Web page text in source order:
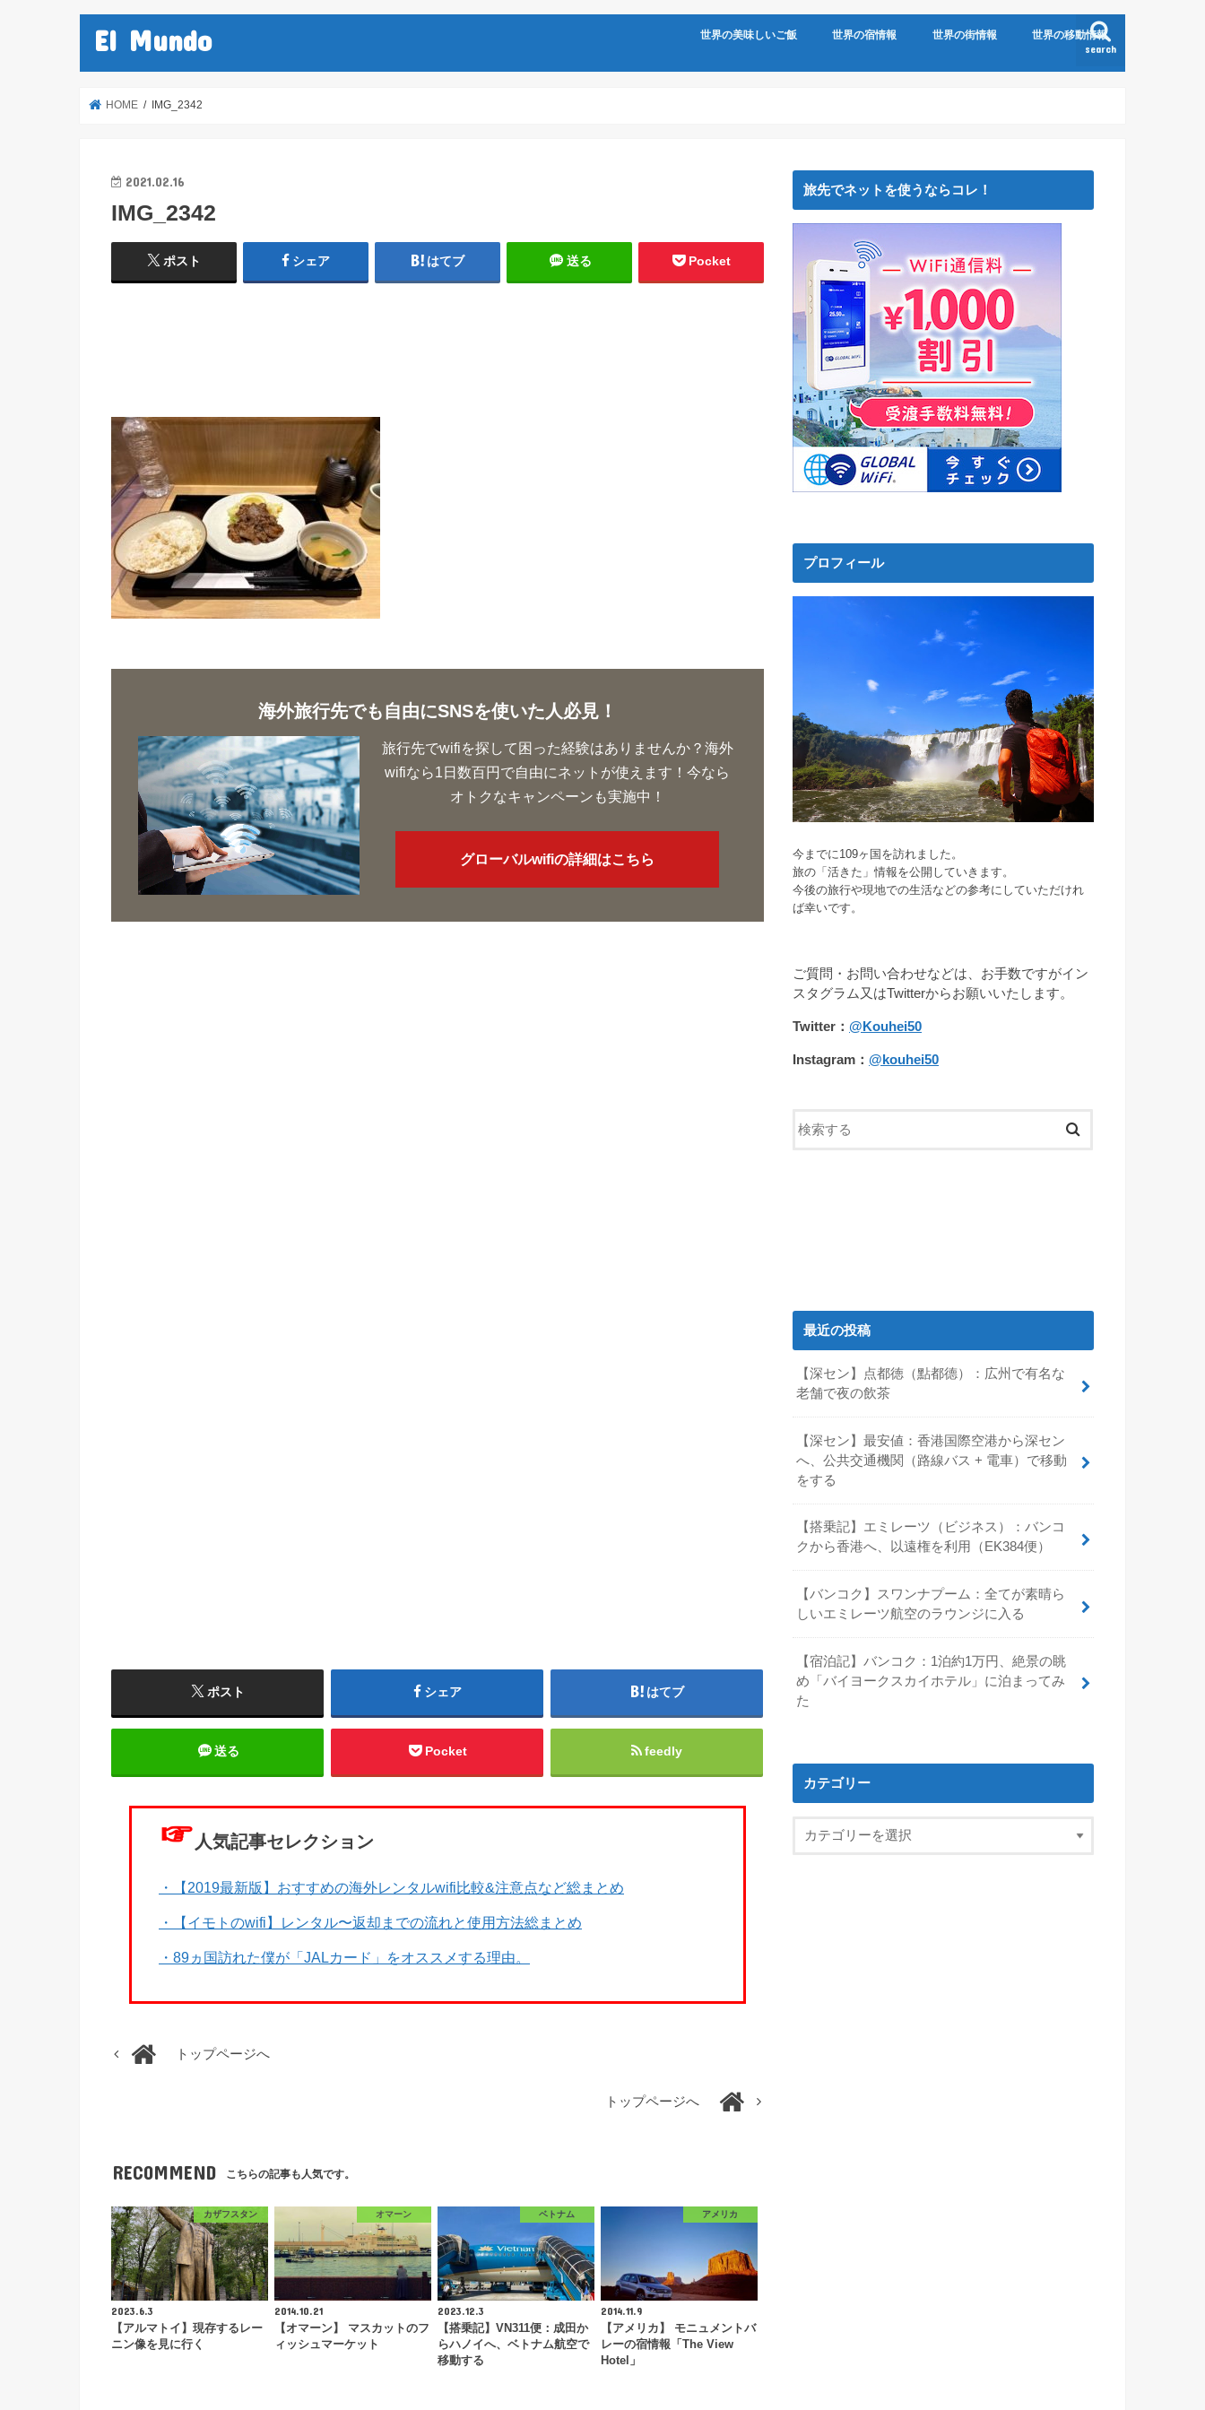
El Mundo search
世界の美味しいご飯 世界の宿情報 世界の街情報 世界の移動情報
HOME IMG_2342
2021.02.16
IMG_2342
ポスト シェア はてブ 送る Pocket
海外旅行先でも自由にSNSを使いた人必見！
旅行先でwifiを探して困った経験はありませんか？海外
wifiなら1日数百円で自由にネットが使えます！今なら
オトクなキャンペーンも実施中！
グローバルwifiの詳細はこちら
ポスト シェア はてブ
送る Pocket feedly
☞ 人気記事セレクション
・【2019最新版】おすすめの海外レンタルwifi比較&注意点など総まとめ
・【イモトのwifi】レンタル〜返却までの流れと使用方法総まとめ
・89ヵ国訪れた僕が「JALカード」をオススメする理由。
トップページへ
トップページへ
RECOMMEND こちらの記事も人気です。
カザフスタン
2023.6.3
【アルマトイ】現存するレー
ニン像を見に行く
オマーン
2014.10.21
【オマーン】 マスカットのフ
ィッシュマーケット
ベトナム
2023.12.3
【搭乗記】VN311便：成田か
らハノイへ、ベトナム航空で
移動する
アメリカ
2014.11.9
【アメリカ】 モニュメントバ
レーの宿情報「The View
Hotel」
旅先でネットを使うならコレ！
プロフィール
今までに109ヶ国を訪れました。
旅の「活きた」情報を公開していきます。
今後の旅行や現地での生活などの参考にしていただけれ
ば幸いです。
ご質問・お問い合わせなどは、お手数ですがイン
スタグラム又はTwitterからお願いいたします。
Twitter： @Kouhei50
Instagram： @kouhei50
最近の投稿
【深セン】点都徳（點都德）：広州で有名な
老舗で夜の飲茶
【深セン】最安値：香港国際空港から深セン
へ、公共交通機関（路線バス + 電車）で移動
をする
【搭乗記】エミレーツ（ビジネス）：バンコ
クから香港へ、以遠権を利用（EK384便）
【バンコク】スワンナプーム：全てが素晴ら
しいエミレーツ航空のラウンジに入る
【宿泊記】バンコク：1泊約1万円、絶景の眺
め「バイヨークスカイホテル」に泊まってみ
た
カテゴリー